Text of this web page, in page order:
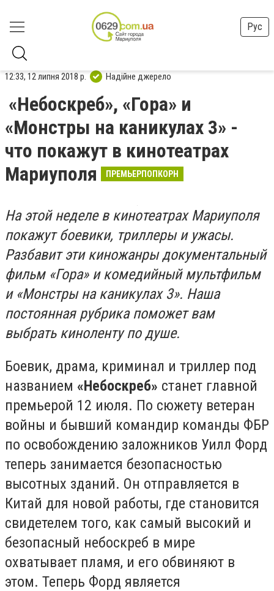
Рус
12:33, 12 липня 2018 р. Надійне джерело
«Небоскреб», «Гора» и
«Монстры на каникулах 3» -
что покажут в кинотеатрах
Мариуполя
ПРЕМЬЕРПОПКОРН
На этой неделе в кинотеатрах Мариуполя
покажут боевики, триллеры и ужасы.
Разбавит эти киножанры документальный
фильм «Гора» и комедийный мультфильм
и «Монстры на каникулах 3». Наша
постоянная рубрика поможет вам
выбрать киноленту по душе.
Боевик, драма, криминал и триллер под
названием «Небоскреб» станет главной
премьерой 12 июля. По сюжету ветеран
войны и бывший командир команды ФБР
по освобождению заложников Уилл Форд
теперь занимается безопасностью
высотных зданий. Он отправляется в
Китай для новой работы, где становится
свидетелем того, как самый высокий и
безопасный небоскреб в мире
охватывает пламя, и его обвиняют в
этом. Теперь Форд является